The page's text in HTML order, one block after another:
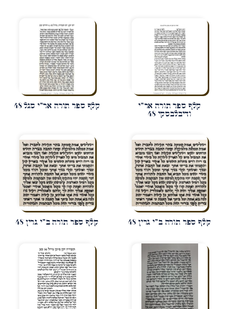
קלף ספר תורה אר"י
ודיבלבסקי 48
קלף ספר תורה אר"י סגל 48
קלף ספר תורה ב"י גרין 48 קלף ספר תורה ב"י גרין 48